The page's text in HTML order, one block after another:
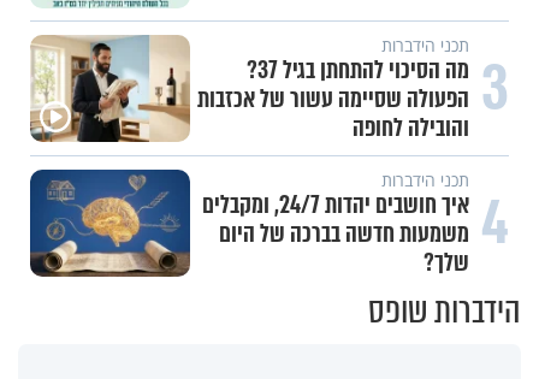
3 תכני הידברות
מה הסיכוי להתחתן בגיל 37?
הפעולה שסיימה עשור של אכזבות
והובילה לחופה
4 תכני הידברות
איך חושבים יהדות 24/7, ומקבלים
משמעות חדשה בברכה של היום
שלך?
הידברות שופס